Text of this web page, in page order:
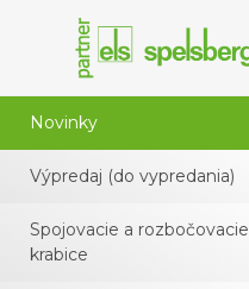
Novinky
Výpredaj (do vypredania)
Spojovacie a rozbočovacie
krabice